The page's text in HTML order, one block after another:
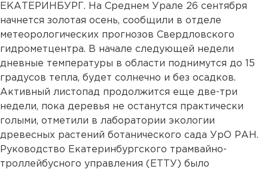
ЕКАТЕРИНБУРГ. На Среднем Урале 26 сентября
начнется золотая осень, сообщили в отделе
метеорологических прогнозов Свердловского
гидрометцентра. В начале следующей недели
дневные температуры в области поднимутся до 15
градусов тепла, будет солнечно и без осадков.
Активный листопад продолжится еще две-три
недели, пока деревья не останутся практически
голыми, отметили в лаборатории экологии
древесных растений ботанического сада УрО РАН.
Руководство Екатеринбургского трамвайно-
троллейбусного управления (ЕТТУ) было